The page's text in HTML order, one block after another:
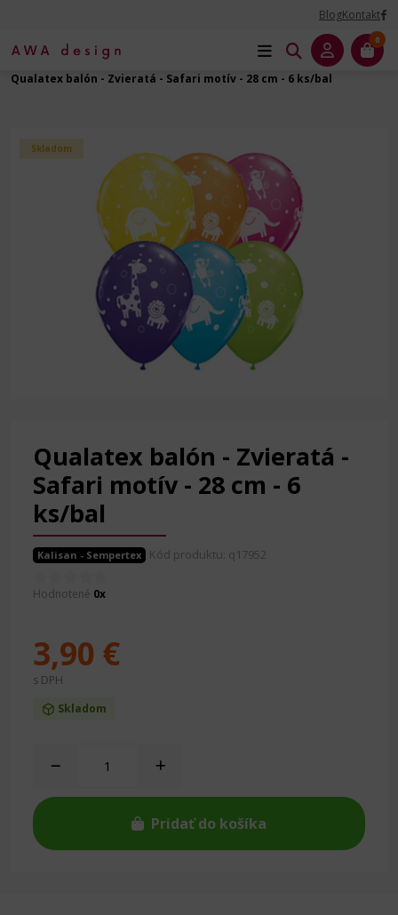
BlogKontakt
0
Balóny na Párty
Qualatex balón - Zvieratá - Safari motív - 28 cm - 6 ks/bal
Skladom
Qualatex balón - Zvieratá -
Safari motív - 28 cm - 6
ks/bal
Kalisan - Sempertex Kód produktu: q17952
Hodnotené 0x
Skladom
3,90 €
s DPH
Pridať do košíka